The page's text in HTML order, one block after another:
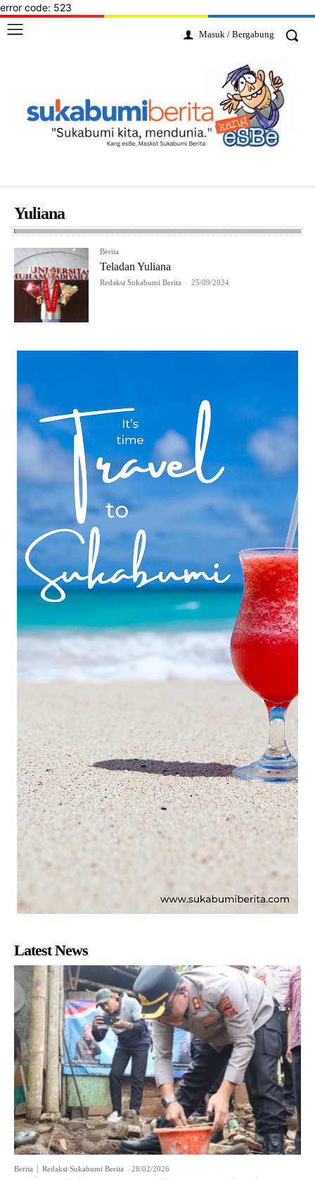
error code: 523
Masuk / Bergabung
Yuliana
Berita
Teladan Yuliana
Redaksi Sukabumi Berita - 25/09/2024
Latest News
Berita Redaksi Sukabumi Berita - 28/02/2026